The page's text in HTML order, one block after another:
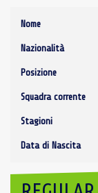
Nome
Nazionalità
Posizione
Squadra corrente
Stagioni
Data di Nascita